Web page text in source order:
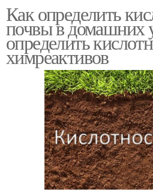
Как определить
почвы в домашних
определить
химреактивов